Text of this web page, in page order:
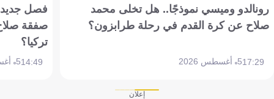
رونالدو وميسي نموذجًا.. هل تخلى محمد
صلاح عن كرة القدم في رحلة طرابزون؟
17:295 أغسطس 2026
فصل جديد
صفقة
تركيا؟
14:495 أغسطس 2026
إعلان